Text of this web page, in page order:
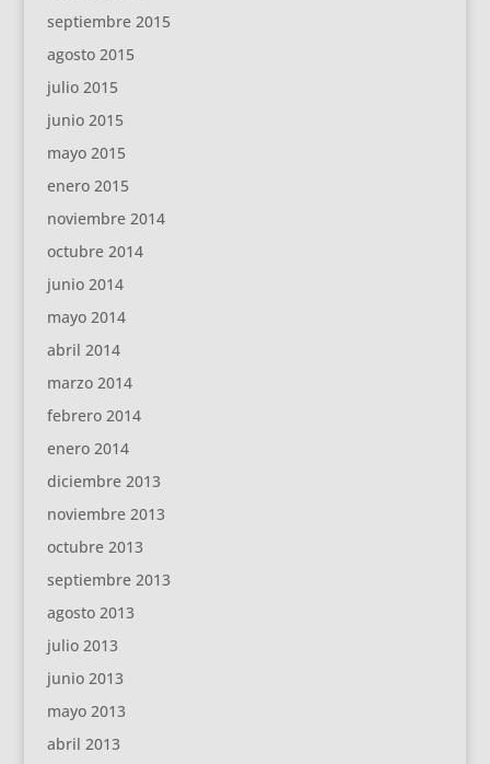
septiembre 2015
agosto 2015
julio 2015
junio 2015
mayo 2015
enero 2015
noviembre 2014
octubre 2014
junio 2014
mayo 2014
abril 2014
marzo 2014
febrero 2014
enero 2014
diciembre 2013
noviembre 2013
octubre 2013
septiembre 2013
agosto 2013
julio 2013
junio 2013
mayo 2013
abril 2013